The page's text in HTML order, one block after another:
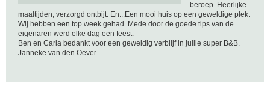
beroep. Heerlijke
maaltijden, verzorgd ontbijt. En...Een mooi huis op een geweldige plek.
Wij hebben een top week gehad. Mede door de goede tips van de
eigenaren werd elke dag een feest.
Ben en Carla bedankt voor een geweldig verblijf in jullie super B&B.
Janneke van den Oever